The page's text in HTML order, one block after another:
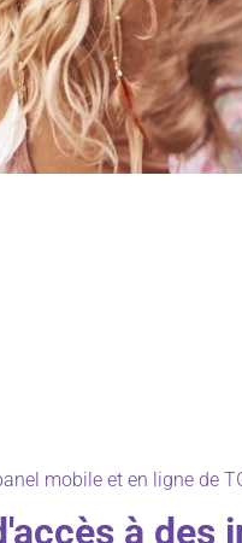
mobile et en ligne de
à des